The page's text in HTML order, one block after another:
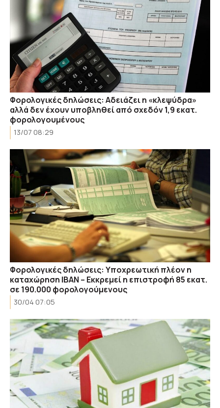
Φορολογικές δηλώσεις: Αδειάζει η «κλεψύδρα»
αλλά δεν έχουν υποβληθεί από σχεδόν 1,9 εκατ.
φορολογουμένους
13/07 08:29
Φορολογικές δηλώσεις: Υποχρεωτική πλέον η
καταχώρηση ΙΒΑΝ – Εκκρεμεί η επιστροφή 85 εκατ.
σε 190.000 φορολογούμενους
30/04 07:05